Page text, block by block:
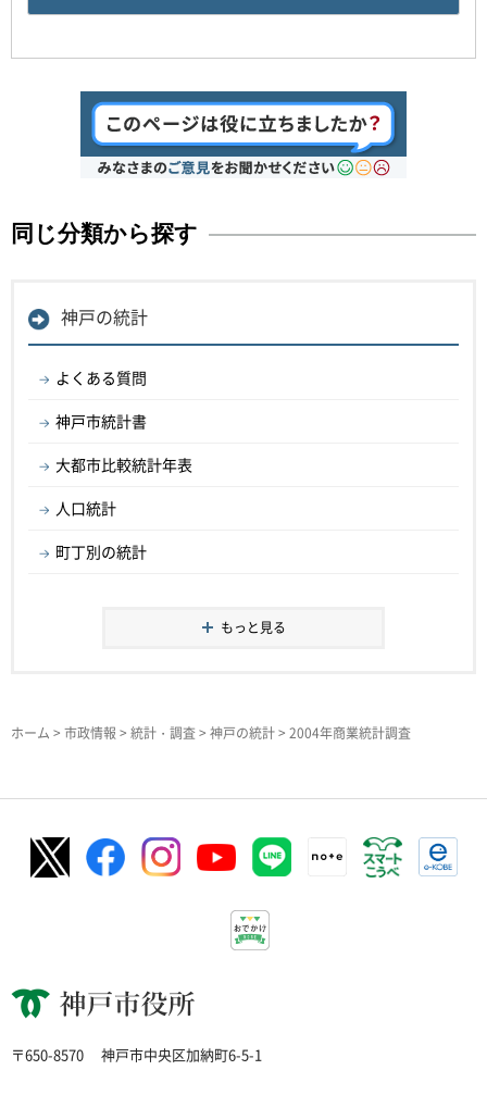
同じ分類から探す
神戸の統計
よくある質問
神戸市統計書
大都市比較統計年表
人口統計
町丁別の統計
もっと見る
ホーム > 市政情報 > 統計・調査> 神戸の統計> 2004年商業統計調査
神戸市役所
〒650-8570 神戸市中央区加納町6-5-1